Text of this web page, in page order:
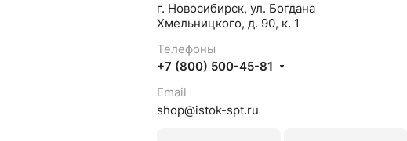
г. Новосибирск, ул. Богдана
Хмельницкого, д. 90, к. 1
Телефоны
+7 (800) 500-45-81
Email
shop@istok-spt.ru